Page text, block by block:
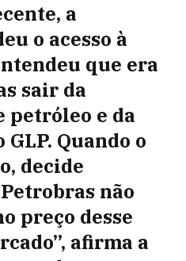
a
o acesso à
que era
sair da
petróleo e da
Quando o
decide
não
preço desse
afirma a